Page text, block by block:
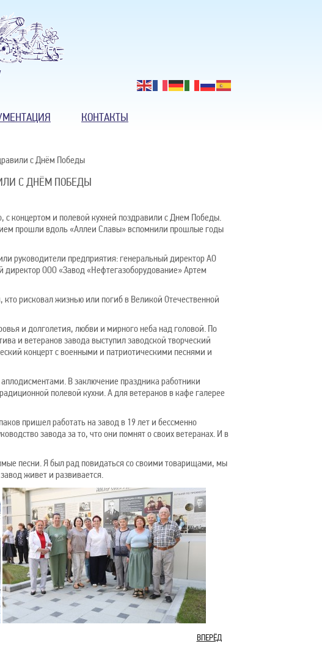
КОНТАКТЫ
с Днём Победы
С ДНЁМ ПОБЕДЫ
с концертом и полевой кухней поздравили с Днем Победы.
прошли вдоль «Аллеи Славы» вспомнили прошлые годы
руководители предприятия: генеральный директор АО
ООО «Завод «Нефтегазоборудование» Артем
рисковал жизнью или погиб в Великой Отечественной
и долголетия, любви и мирного неба над головой. По
и ветеранов завода выступил заводской творческий
концерт с военными и патриотическими песнями и
В заключение праздника работники
полевой кухни. А для ветеранов в кафе галерее
пришел работать на завод в 19 лет и бессменно
завода за то, что они помнят о своих ветеранах. И в
песни. Я был рад повидаться со своими товарищами, мы
живет и развивается.
ВПЕРЁД